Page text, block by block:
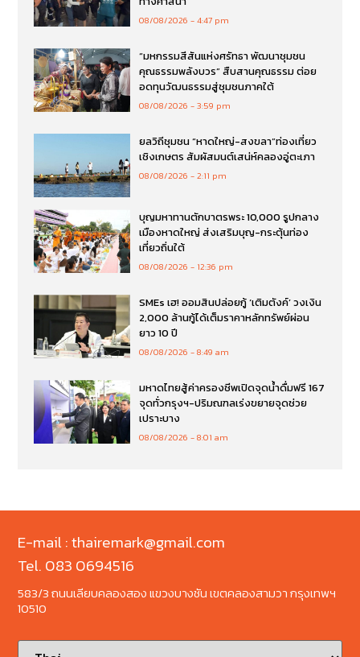
08/08/2026 4:47 pm
“มหกรรมสีสันแห่งศรัทธา พัฒนาชุมชน
คุณธรรมพลังบวร” สืบสานคุณธรรม ต่อย
อดทุนวัฒนธรรมสู่ชุมชนภาคใต้
08/08/2026 3:59 pm
ยลวิถีชุมชน “หาดใหญ่-สงขลา”ท่องเที่ยว
เชิงเกษตร สัมผัสมนต์เสน่ห์คลองอู่ตะเภา
08/08/2026 2:11 pm
บุญมหาทานตักบาตรพระ 10,000 รูปกลาง
เมืองหาดใหญ่ ส่งเสริมบุญ-กระตุ้นท่อง
เที่ยวถิ่นใต้
08/08/2026 12:36 pm
SMEs เฮ! ออมสินปล่อยกู้ ‘เติมตังค์’ วงเงิน
2,000 ล้านกู้ได้เต็มราคาหลักทรัพย์ผ่อน
ยาว 10 ปี
08/08/2026 8:49 am
มหาดไทยสู้ค่าครองชีพเปิดจุดน้ำดื่มฟรี 167
จุดทั่วกรุงฯ-ปริมณฑลเร่งขยายจุดช่วย
เปราะบาง
08/08/2026 8:01 am
E-mail : thairemark@gmail.com
Tel. 083 0694516
583/3 ถนนเลียบคลองสอง แขวงบางชัน เขตคลองสามวา กรุงเทพฯ
10510